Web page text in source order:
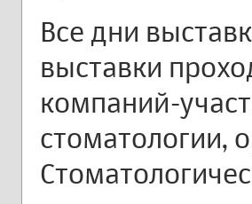
Все дни
выставки
компаний-
стоматологии,